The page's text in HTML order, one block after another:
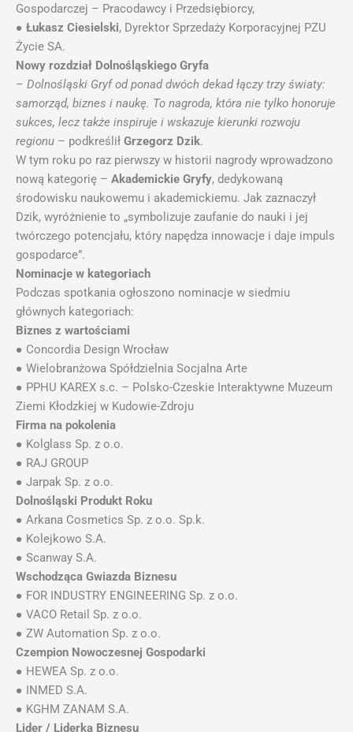
Gospodarczej – Pracodawcy i Przedsiębiorcy,
● Łukasz Ciesielski, Dyrektor Sprzedaży Korporacyjnej PZU
Życie SA.
Nowy rozdział Dolnośląskiego Gryfa
– Dolnośląski Gryf od ponad dwóch dekad łączy trzy światy:
samorząd, biznes i naukę. To nagroda, która nie tylko honoruje
sukces, lecz także inspiruje i wskazuje kierunki rozwoju
regionu – podkreślił Grzegorz Dzik.
W tym roku po raz pierwszy w historii nagrody wprowadzono
nową kategorię – Akademickie Gryfy, dedykowaną
środowisku naukowemu i akademickiemu. Jak zaznaczył
Dzik, wyróżnienie to „symbolizuje zaufanie do nauki i jej
twórczego potencjału, który napędza innowacje i daje impuls
gospodarce”.
Nominacje w kategoriach
Podczas spotkania ogłoszono nominacje w siedmiu
głównych kategoriach:
Biznes z wartościami
● Concordia Design Wrocław
● Wielobranżowa Spółdzielnia Socjalna Arte
● PPHU KAREX s.c. – Polsko-Czeskie Interaktywne Muzeum
Ziemi Kłodzkiej w Kudowie-Zdroju
Firma na pokolenia
● Kolglass Sp. z o.o.
● RAJ GROUP
● Jarpak Sp. z o.o.
Dolnośląski Produkt Roku
● Arkana Cosmetics Sp. z o.o. Sp.k.
● Kolejkowo S.A.
● Scanway S.A.
Wschodząca Gwiazda Biznesu
● FOR INDUSTRY ENGINEERING Sp. z o.o.
● VACO Retail Sp. z o.o.
● ZW Automation Sp. z o.o.
Czempion Nowoczesnej Gospodarki
● HEWEA Sp. z o.o.
● INMED S.A.
● KGHM ZANAM S.A.
Lider / Liderka Biznesu